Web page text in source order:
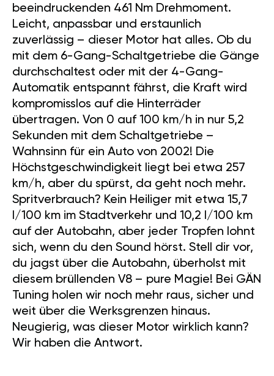
beeindruckenden 461 Nm Drehmoment.
Leicht, anpassbar und erstaunlich
zuverlässig – dieser Motor hat alles. Ob du
mit dem 6-Gang-Schaltgetriebe die Gänge
durchschaltest oder mit der 4-Gang-
Automatik entspannt fährst, die Kraft wird
kompromisslos auf die Hinterräder
übertragen. Von 0 auf 100 km/h in nur 5,2
Sekunden mit dem Schaltgetriebe –
Wahnsinn für ein Auto von 2002! Die
Höchstgeschwindigkeit liegt bei etwa 257
km/h, aber du spürst, da geht noch mehr.
Spritverbrauch? Kein Heiliger mit etwa 15,7
l/100 km im Stadtverkehr und 10,2 l/100 km
auf der Autobahn, aber jeder Tropfen lohnt
sich, wenn du den Sound hörst. Stell dir vor,
du jagst über die Autobahn, überholst mit
diesem brüllenden V8 – pure Magie! Bei GÄN
Tuning holen wir noch mehr raus, sicher und
weit über die Werksgrenzen hinaus.
Neugierig, was dieser Motor wirklich kann?
Wir haben die Antwort.